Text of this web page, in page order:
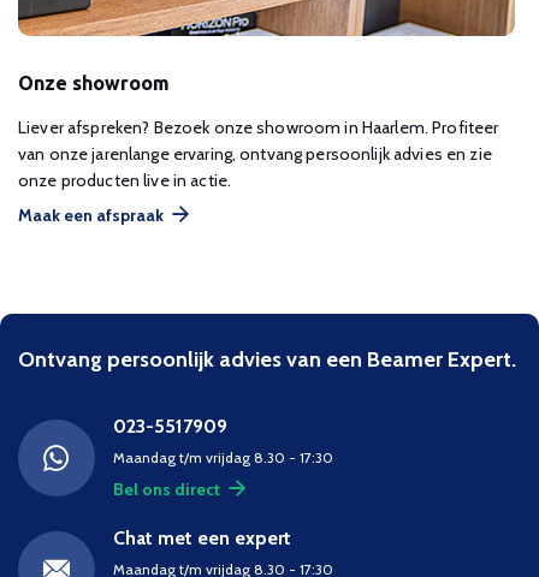
Onze showroom
Liever afspreken? Bezoek onze showroom in Haarlem. Profiteer
van onze jarenlange ervaring, ontvang persoonlijk advies en zie
onze producten live in actie.
Maak een afspraak
Ontvang persoonlijk advies van een Beamer Expert.
023-5517909
Maandag t/m vrijdag 8.30 - 17:30
Bel ons direct
Chat met een expert
Maandag t/m vrijdag 8.30 - 17:30